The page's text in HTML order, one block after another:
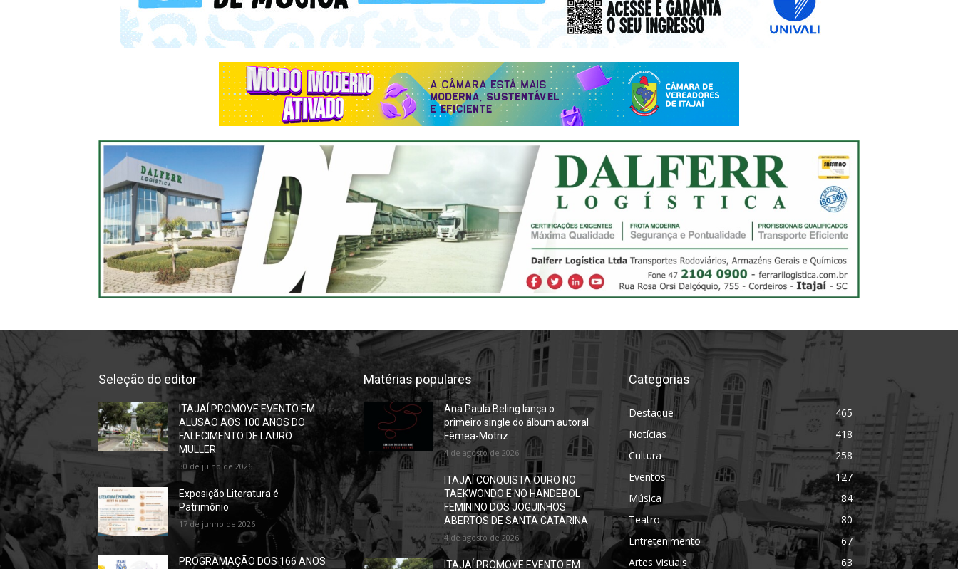
Seleção do editor
ITAJAÍ PROMOVE EVENTO EM
ALUSÃO AOS 100 ANOS DO
FALECIMENTO DE LAURO
MÜLLER
30 de julho de 2026
Exposição Literatura é
Patrimônio
17 de junho de 2026
PROGRAMAÇÃO DOS 166 ANOS
Matérias populares
Ana Paula Beling lança o
primeiro single do álbum autoral
Fêmea-Motriz
4 de agosto de 2026
ITAJAÍ CONQUISTA OURO NO
TAEKWONDO E NO HANDEBOL
FEMININO DOS JOGUINHOS
ABERTOS DE SANTA CATARINA
4 de agosto de 2026
ITAJAÍ PROMOVE EVENTO EM
Categorias
Destaque
465
Notícias
418
Cultura
258
Eventos
127
Música
84
Teatro
80
Entretenimento
67
Artes Visuais
63